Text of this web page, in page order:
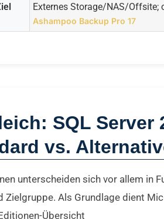
Externes Storage/NAS/Offsite;
Ashampoo Backup Pro 17
SQL Server
vs.
unterscheiden sich vor allem in
Zielgruppe. Als Grundlage dient
Übersicht